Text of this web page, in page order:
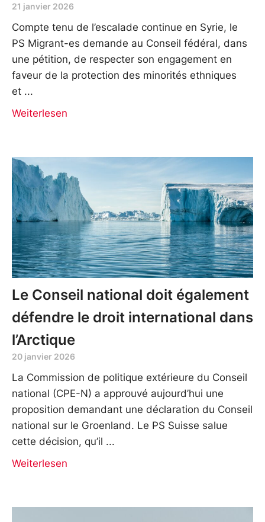
21 janvier 2026
Compte tenu de l’escalade continue en Syrie, le
PS Migrant-es demande au Conseil fédéral, dans
une pétition, de respecter son engagement en
faveur de la protection des minorités ethniques
et
Weiterlesen
Le Conseil national doit également
défendre le droit international dans
l’Arctique
20 janvier 2026
La Commission de politique extérieure du Conseil
national (CPE-N) a approuvé aujourd’hui une
proposition demandant une déclaration du Conseil
national sur le Groenland. Le PS Suisse salue
cette décision, qu’il
Weiterlesen